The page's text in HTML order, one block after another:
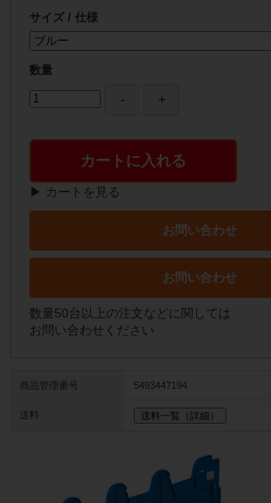
サイズ / 仕様
数量
カートに入れる
▶ カートを見る
お問い合わせ
お問い合わせ
数量50台以上の注文などに関しては
お問い合わせください
商品管理番号 5493447194
送料 送料一覧（詳細）